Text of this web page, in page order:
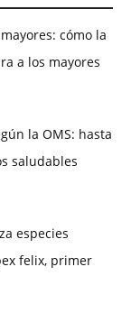
cómo la
a los mayores
la OMS: hasta
saludables
especies
felix, primer